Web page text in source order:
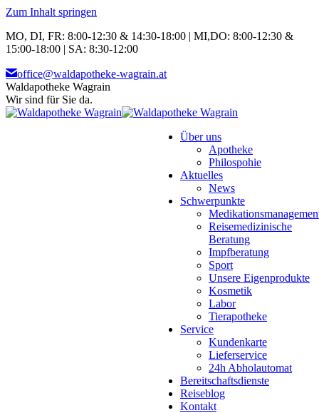
Zum Inhalt springen
MO, DI, FR: 8:00-12:30 & 14:30-18:00 | MI,DO: 8:00-12:30 &
15:00-18:00 | SA: 8:30-12:00
office@waldapotheke-wagrain.at
Waldapotheke Wagrain
Wir sind für Sie da.
Über uns
Apotheke
Philospohie
Aktuelles
News
Schwerpunkte
Reisemedizinische
Beratung
Impfberatung
Sport
Unsere Eigenprodukte
Kosmetik
Labor
Tierapotheke
Service
Kundenkarte
Lieferservice
24h Abholautomat
Bereitschaftsdienste
Reiseblog
Kontakt